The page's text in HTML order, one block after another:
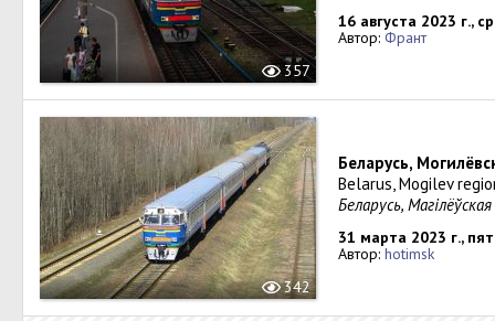
357
16 августа 2023 г.,
Автор: Франт
342
Беларусь,
Belarus, Mogilev
Беларусь,
31 марта 2023 г.,
Автор: hotimsk